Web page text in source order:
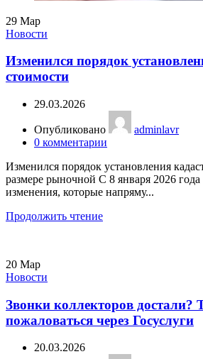
29 Мар
Новости
Изменился порядок
стоимости
29.03.2026
Опубликовано
adminlavr
0 комментарии
Изменился порядок установления
размере рыночной С 8 января 2026
изменения, которые напряму...
Продолжить чтение
20 Мар
Новости
Звонки коллекторов достали?
пожаловаться через Госуслуги
20.03.2026